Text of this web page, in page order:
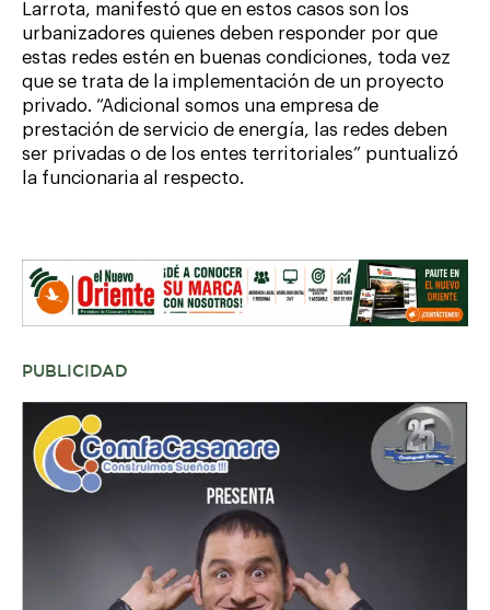
Larrota, manifestó que en estos casos son los
urbanizadores quienes deben responder por que
estas redes estén en buenas condiciones, toda vez
que se trata de la implementación de un proyecto
privado. “Adicional somos una empresa de
prestación de servicio de energía, las redes deben
ser privadas o de los entes territoriales” puntualizó
la funcionaria al respecto.
PUBLICIDAD